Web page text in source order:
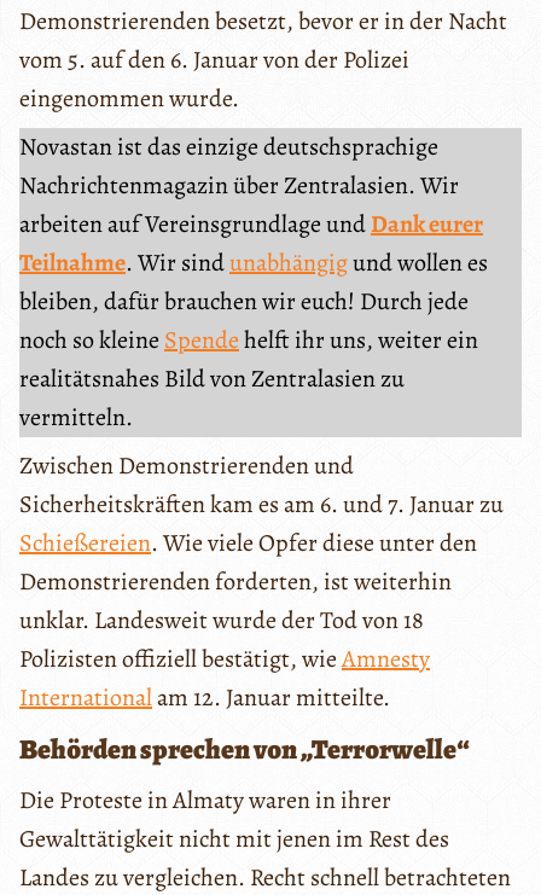
Demonstrierenden besetzt, bevor er in der Nacht
vom 5. auf den 6. Januar von der Polizei
eingenommen wurde.
Novastan ist das einzige deutschsprachige
Nachrichtenmagazin über Zentralasien. Wir
arbeiten auf Vereinsgrundlage undDank eurer
Teilnahme. Wir sindunabhängigund wollen es
bleiben, dafür brauchen wir euch! Durch jede
noch so kleine Spendehelft ihr uns, weiter ein
realitätsnahes Bild von Zentralasien zu
vermitteln.
Zwischen Demonstrierenden und
Sicherheitskräften kam es am 6. und 7. Januar zu
Schießereien. Wie viele Opfer diese unter den
Demonstrierenden forderten, ist weiterhin
unklar. Landesweit wurde der Tod von 18
Polizisten offiziell bestätigt, wieAmnesty
Internationalam 12. Januar mitteilte.
Behörden sprechen von „Terrorwelle“
Die Proteste in Almaty waren in ihrer
Gewalttätigkeit nicht mit jenen im Rest des
Landes zu vergleichen. Recht schnell betrachteten